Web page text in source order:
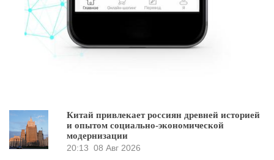
Китай привлекает россиян древней историей
и опытом социально-экономической
модернизации
20:13 08 Авг 2026